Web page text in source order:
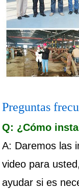
Preguntas
Q: ¿Cómo
A: Daremos las
video para
ayudar si es